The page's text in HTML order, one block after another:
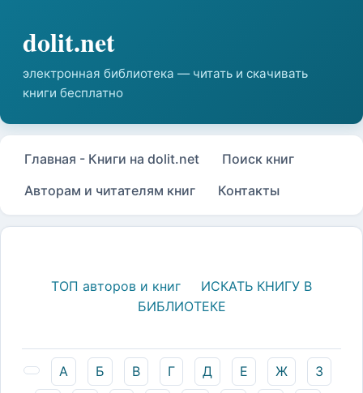
Главная - Книги на dolit.net
Поиск книг
Авторам и читателям книг
Контакты
ТОП авторов и книг
ИСКАТЬ КНИГУ В
БИБЛИОТЕКЕ
А Б В Г Д Е Ж
З